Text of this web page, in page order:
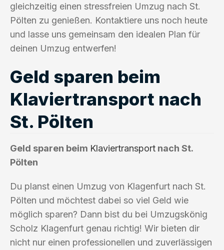
gleichzeitig einen stressfreien Umzug nach St.
Pölten zu genießen. Kontaktiere uns noch heute
und lasse uns gemeinsam den idealen Plan für
deinen Umzug entwerfen!
Geld sparen beim
Klaviertransport nach
St. Pölten
Geld sparen beim Klaviertransport nach St.
Pölten
Du planst einen Umzug von Klagenfurt nach St.
Pölten und möchtest dabei so viel Geld wie
möglich sparen? Dann bist du bei Umzugskönig
Scholz Klagenfurt genau richtig! Wir bieten dir
nicht nur einen professionellen und zuverlässigen